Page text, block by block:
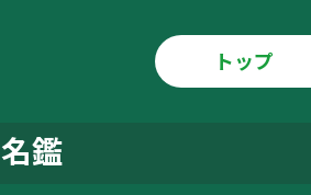
トップ
名鑑